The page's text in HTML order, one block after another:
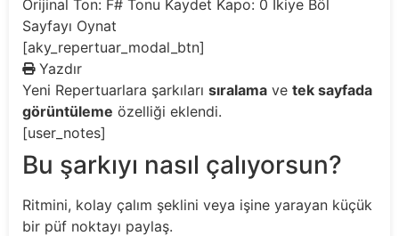
Orijinal Ton: F# Tonu Kaydet Kapo: 0 İkiye Böl
Sayfayı Oynat
[aky_repertuar_modal_btn]
Yazdır
Yeni Repertuarlara şarkıları sıralama ve tek sayfada
görüntüleme özelliği eklendi.
[user_notes]
Bu şarkıyı nasıl çalıyorsun?
Ritmini, kolay çalım şeklini veya işine yarayan küçük
bir püf noktayı paylaş.